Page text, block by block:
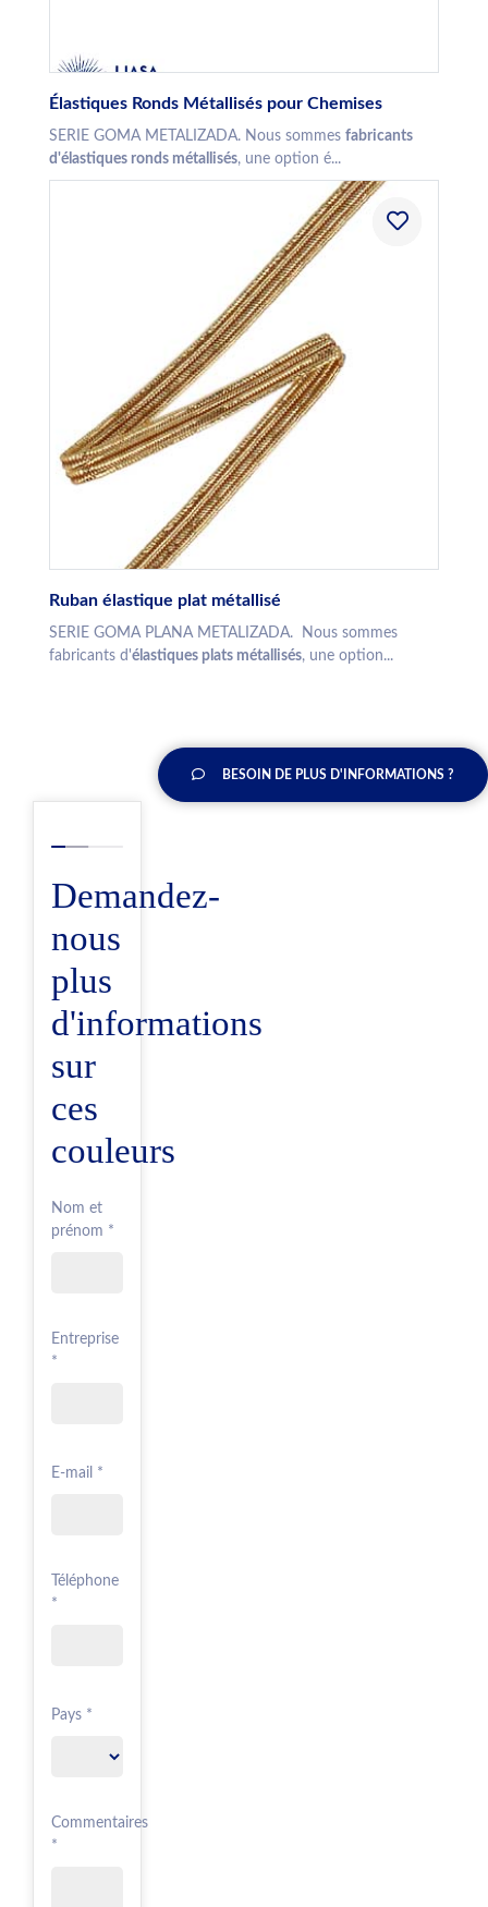
Élastiques Ronds Métallisés pour Chemises
SERIE GOMA METALIZADA. Nous sommes fabricants
d'élastiques ronds métallisés, une option é...
Ruban élastique plat métallisé
SERIE GOMA PLANA METALIZADA. Nous sommes
fabricants d'élastiques plats métallisés, une option...
BESOIN DE PLUS D'INFORMATIONS ?
Demandez-
nous
plus
d'informations
sur
ces
couleurs
Nom et
prénom *
Entreprise
*
E-mail *
Téléphone
*
Pays *
Commentaires
*